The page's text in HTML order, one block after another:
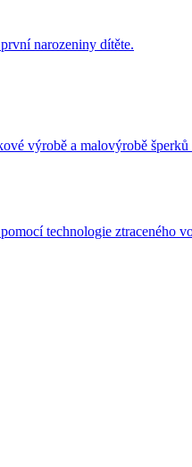
narozeniny dítěte.
výrobě a malovýrobě
technologie ztraceného